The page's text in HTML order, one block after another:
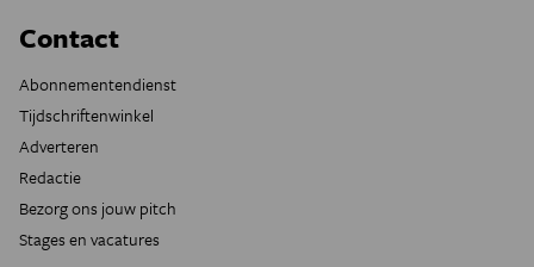
Contact
Abonnementendienst
Tijdschriftenwinkel
Adverteren
Redactie
Bezorg ons jouw pitch
Stages en vacatures